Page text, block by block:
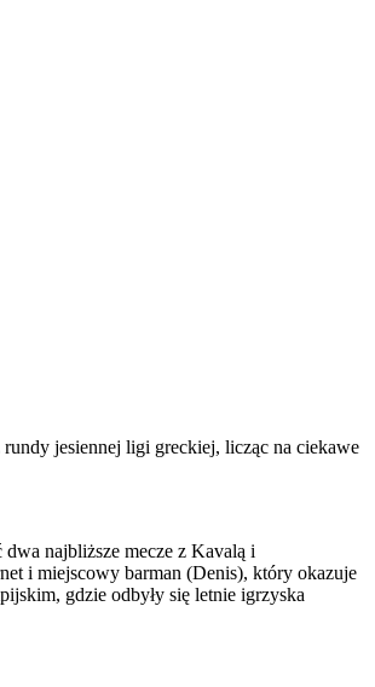
jesiennej ligi greckiej, licząc na ciekawe
najbliższe mecze z Kavalą i
i miejscowy barman (Denis), który okazuje
gdzie odbyły się letnie igrzyska